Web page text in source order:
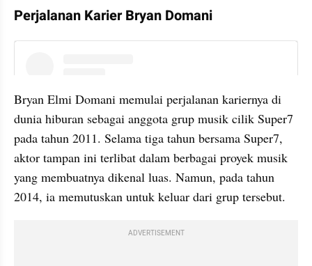
Perjalanan Karier Bryan Domani
Bryan Elmi Domani memulai perjalanan kariernya di
dunia hiburan sebagai anggota grup musik cilik Super7
pada tahun 2011. Selama tiga tahun bersama Super7,
aktor tampan ini terlibat dalam berbagai proyek musik
yang membuatnya dikenal luas. Namun, pada tahun
2014, ia memutuskan untuk keluar dari grup tersebut.
ADVERTISEMENT